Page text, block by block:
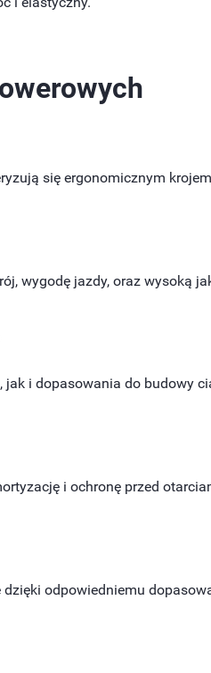
się ergonomicznym
wygodę jazdy, oraz wysoką
i dopasowania do budowy
i ochronę przed
odpowiedniemu